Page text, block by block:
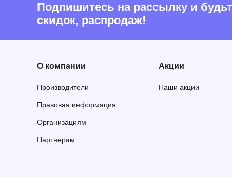
Подпишитесь на рассылку и
скидок, распродаж!
О компании
Производители
Правовая информация
Организациям
Партнерам
Акции
Наши акции